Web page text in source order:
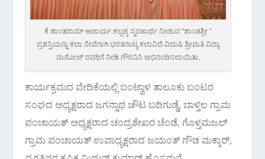
ಕೆ ಶಾಂತರಾಮ್ ಆಚಾರ್ಯ ಕಲ್ಲಡ್ಕ ಸ್ಮರಣಾರ್ಥ ನೀಡುವ “ಶಾಂತಶ್ರೀ ”
ಪ್ರಶಸ್ತಿಯನ್ನು ಕಲಾ ಸೇವೆಗಾಗಿ ಭರತನಾಟ್ಯ ಕಲಾವಿದೆ ವಿದುಷಿ ಶ್ರೀಮತಿ ವಿದ್ಯಾ
ಮನೋಜ್ ರವರಿಗೆ ನೀಡಿ ಗೌರವಿಸಿ ಅಭಿನಂದಿಸಲಾಯಿತು.
ಕಾರ್ಯಕ್ರಮದ ವೇದಿಕೆಯಲ್ಲಿ ಬಂಟ್ವಾಳ ತಾಲೂಕು ಬಂಟರ
ಸಂಘದ ಅಧ್ಯಕ್ಷರಾದ ಜಗನ್ನಾಥ ಚೌಟ ಬದಿಗುಡ್ಡೆ, ಬಾಳ್ತಿಲ ಗ್ರಾಮ
ಪಂಚಾಯತ್ ಅಧ್ಯಕ್ಷರಾದ ಚಂದ್ರಶೇಖರ ಚೆಂಡೆ, ಗೊಳ್ತಮಜಲ್
ಗ್ರಾಮ ಪಂಚಾಯತ್ ಉಪಾಧ್ಯಕ್ಷರಾದ ಜಯಂತ್ ಗೌಡ ಮಕ್ಕಾರ್,